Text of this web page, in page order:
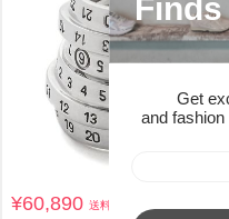
¥60,890送料込